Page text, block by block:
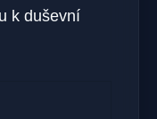
k duševní